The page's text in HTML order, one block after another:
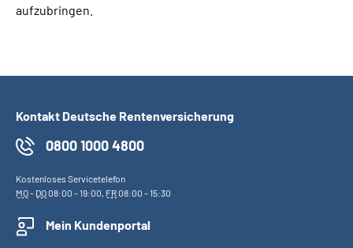
aufzubringen.
Kontakt Deutsche Rentenversicherung
0800 1000 4800
Kostenloses Servicetelefon
MO- DO08:00 - 19:00, FR08:00 - 15:30
Mein Kundenportal